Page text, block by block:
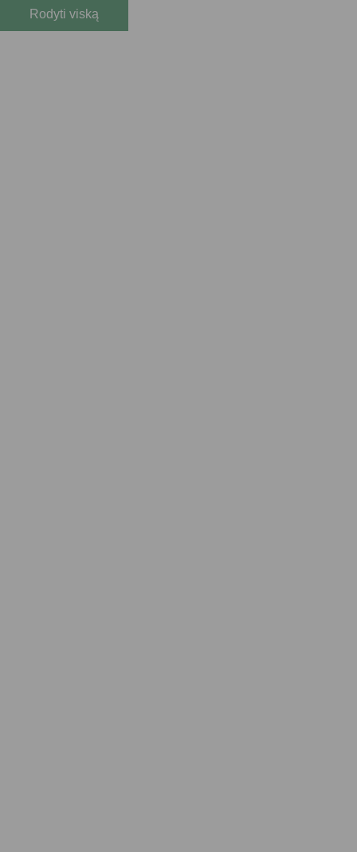
Rodyti viską